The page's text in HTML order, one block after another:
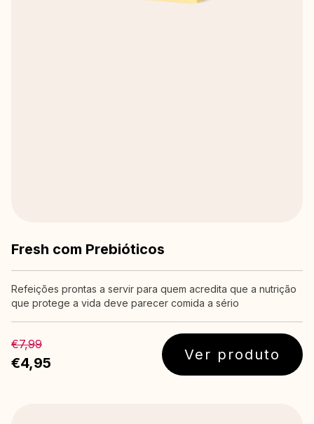
Fresh com Prebióticos
Refeições prontas a servir para quem acredita que a nutrição
que protege a vida deve parecer comida a sério
€7,99
€4,95 Ver produto